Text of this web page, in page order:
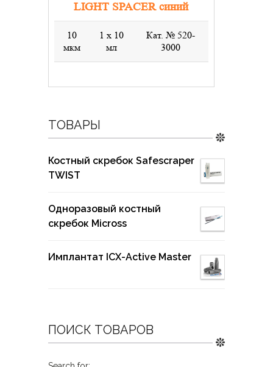
ТОВАРЫ
Костный скребок Safescraper
TWIST
Одноразовый костный
скребок Micross
Имплантат ICX-Active Master
ПОИСК ТОВАРОВ
LIGHT SPACER синий
10
мкм
1 x 10
мл
Кат. № 520-
3000